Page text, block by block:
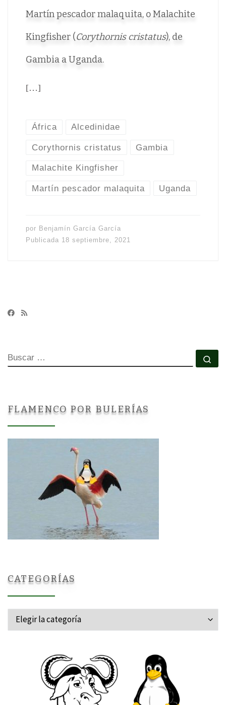
Martín pescador malaquita, o Malachite
Kingfisher (Corythornis cristatus), de
Gambia a Uganda.
[…]
África Alcedinidae
Corythornis cristatus Gambia
Malachite Kingfisher
Martín pescador malaquita Uganda
por Benjamín García García
Publicada 18 septiembre, 2021
BUSCAR
FLAMENCO POR BULERÍAS
CATEGORÍAS
Categorías